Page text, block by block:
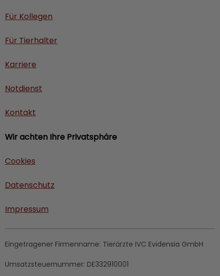
Für Kollegen
Für Tierhalter
Karriere
Notdienst
Kontakt
Wir achten Ihre Privatsphäre
Cookies
Datenschutz
Impressum
Eingetragener Firmenname: Tierärzte IVC Evidensia GmbH
Umsatzsteuernummer: DE332910001